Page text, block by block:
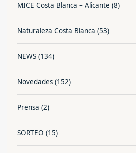
MICE Costa Blanca – Alicante (8)
Naturaleza Costa Blanca (53)
NEWS (134)
Novedades (152)
Prensa (2)
SORTEO (15)